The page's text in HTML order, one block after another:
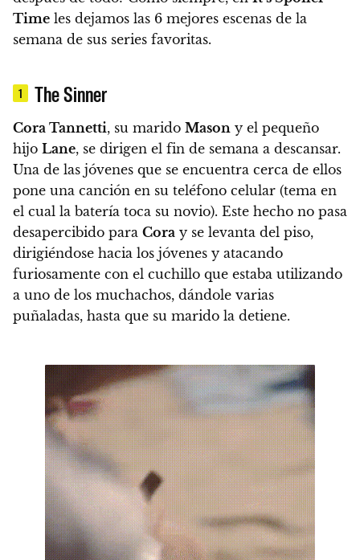
Time les dejamos las 6 mejores escenas de la
semana de sus series favoritas.
1 The Sinner
Cora Tannetti, su marido Mason y el pequeño
hijo Lane, se dirigen el fin de semana a descansar.
Una de las jóvenes que se encuentra cerca de ellos
pone una canción en su teléfono celular (tema en
el cual la batería toca su novio). Este hecho no pasa
desapercibido para Cora y se levanta del piso,
dirigiéndose hacia los jóvenes y atacando
furiosamente con el cuchillo que estaba utilizando
a uno de los muchachos, dándole varias
puñaladas, hasta que su marido la detiene.